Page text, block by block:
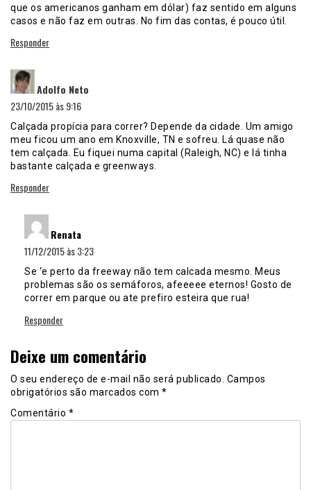
que os americanos ganham em dólar) faz sentido em alguns
casos e não faz em outras. No fim das contas, é pouco útil.
Responder
Adolfo Neto
23/10/2015 às 9:16
Calçada propícia para correr? Depende da cidade. Um amigo
meu ficou um ano em Knoxville, TN e sofreu. Lá quase não
tem calçada. Eu fiquei numa capital (Raleigh, NC) e lá tinha
bastante calçada e greenways.
Responder
Renata
11/12/2015 às 3:23
Se ‘e perto da freeway não tem calcada mesmo. Meus
problemas são os semáforos, afeeeee eternos! Gosto de
correr em parque ou ate prefiro esteira que rua!
Responder
Deixe um comentário
O seu endereço de e-mail não será publicado. Campos
obrigatórios são marcados com *
Comentário *